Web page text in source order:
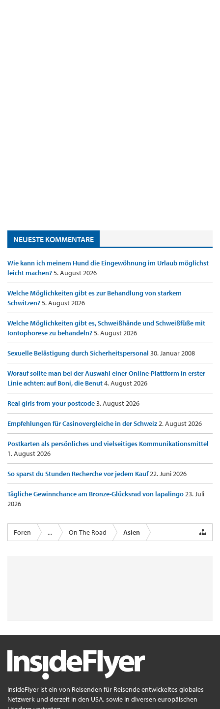
NEUESTE KOMMENTARE
Wie kann ich meinem Hund die Eingewöhnung im Urlaub möglichst
leicht machen?5. August 2026
Welche Möglichkeiten gibt es zur Behandlung von starkem
Schwitzen?5. August 2026
Welche Möglichkeiten gibt es, Schweißhände und Schweißfüße mit
Iontophorese zu behandeln?5. August 2026
Sexuelle Belästigung durch Sicherheitspersonal 30. Januar 2008
Worauf sollte man bei der Auswahl einer Online-Plattform in erster
Linie achten: auf Boni, die Benut4. August 2026
Real girls from your postcode3. August 2026
Empfehlungen für Casinovergleiche in der Schweiz2. August 2026
Postkarten als persönliches und vielseitiges Kommunikationsmittel
1. August 2026
So sparst du Stunden Recherche vor jedem Kauf22. Juni 2026
Tägliche Gewinnchance am Bronze-Glücksrad von lapalingo23. Juli
2026
Foren ... On The Road Asien
InsideFlyer ist ein von Reisenden für Reisende entwickeltes globales
Netzwerk und derzeit in den USA, sowie in diversen europäischen